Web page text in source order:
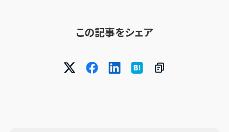
この記事をシェア